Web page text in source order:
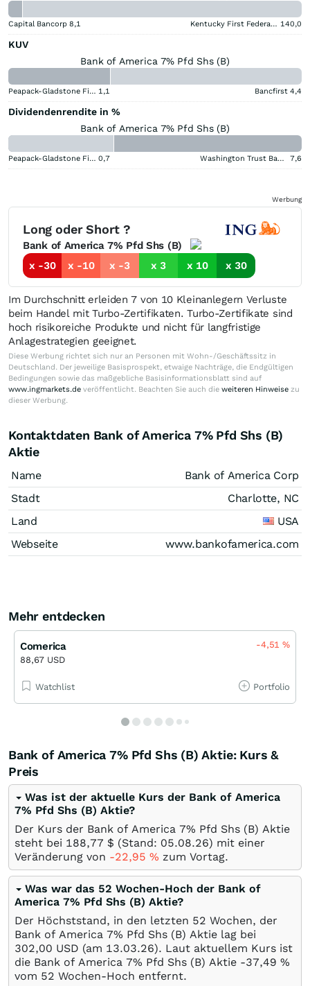
Capital Bancorp 8,1 Kentucky First Federal Bancorp 140,0
KUV
Bank of America 7% Pfd Shs (B)
Peapack-Gladstone Financial 1,1 Bancfirst 4,4
Dividendenrendite in %
Bank of America 7% Pfd Shs (B)
Peapack-Gladstone Financial 0,7 Washington Trust Bancorp 7,6
Werbung
Long oder Short ?
Bank of America 7% Pfd Shs (B)
x -30
x -10 x -3 x 3 x 10 x 30
Im Durchschnitt erleiden 7 von 10 Kleinanlegern Verluste
beim Handel mit Turbo-Zertifikaten. Turbo-Zertifikate sind
hoch risikoreiche Produkte und nicht für langfristige
Anlagestrategien geeignet.
Diese Werbung richtet sich nur an Personen mit Wohn-/Geschäftssitz in
Deutschland. Der jeweilige Basisprospekt, etwaige Nachträge, die Endgültigen
Bedingungen sowie das maßgebliche Basisinformationsblatt sind auf
www.ingmarkets.de veröffentlicht. Beachten Sie auch die weiteren Hinweise zu
dieser Werbung.
Kontaktdaten Bank of America 7% Pfd Shs (B)
Aktie
Name
Bank of America Corp
Stadt
Charlotte, NC
Land
USA
Webseite
www.bankofamerica.com
Mehr entdecken
Comerica
88,67 USD
-4,51%
Watchlist Portfolio
Bank of America 7% Pfd Shs (B) Aktie: Kurs &
Preis
Was ist der aktuelle Kurs der Bank of America
7% Pfd Shs (B) Aktie?
Der Kurs der Bank of America 7% Pfd Shs (B) Aktie
steht bei 188,77 $ (Stand: 05.08.26) mit einer
Veränderung von -22,95 % zum Vortag.
Was war das 52 Wochen-Hoch der Bank of
America 7% Pfd Shs (B) Aktie?
Der Höchststand, in den letzten 52 Wochen, der
Bank of America 7% Pfd Shs (B) Aktie lag bei
302,00 USD (am 13.03.26). Laut aktuellem Kurs ist
die Bank of America 7% Pfd Shs (B) Aktie -37,49 %
vom 52 Wochen-Hoch entfernt.